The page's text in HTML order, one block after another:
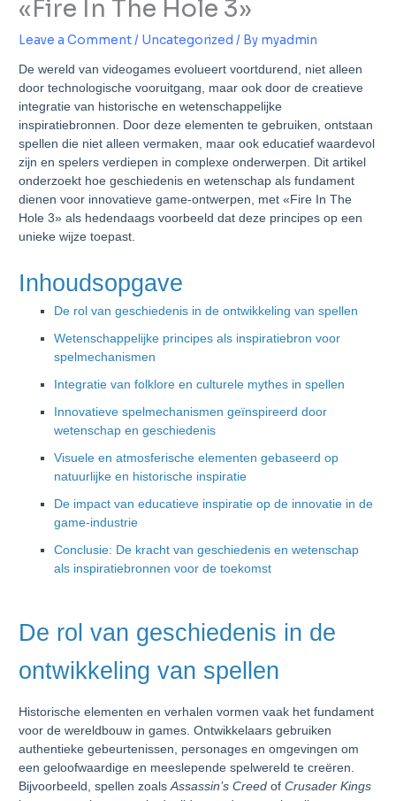
«Fire In The Hole 3»
Leave a Comment/ Uncategorized / By myadmin
De wereld van videogames evolueert voortdurend, niet alleen
door technologische vooruitgang, maar ook door de creatieve
integratie van historische en wetenschappelijke
inspiratiebronnen. Door deze elementen te gebruiken, ontstaan
spellen die niet alleen vermaken, maar ook educatief waardevol
zijn en spelers verdiepen in complexe onderwerpen. Dit artikel
onderzoekt hoe geschiedenis en wetenschap als fundament
dienen voor innovatieve game-ontwerpen, met «Fire In The
Hole 3» als hedendaags voorbeeld dat deze principes op een
unieke wijze toepast.
Inhoudsopgave
De rol van geschiedenis in de ontwikkeling van spellen
Wetenschappelijke principes als inspiratiebron voor
spelmechanismen
Integratie van folklore en culturele mythes in spellen
Innovatieve spelmechanismen geïnspireerd door
wetenschap en geschiedenis
Visuele en atmosferische elementen gebaseerd op
natuurlijke en historische inspiratie
De impact van educatieve inspiratie op de innovatie in de
game-industrie
Conclusie: De kracht van geschiedenis en wetenschap
als inspiratiebronnen voor de toekomst
De rol van geschiedenis in de
ontwikkeling van spellen
Historische elementen en verhalen vormen vaak het fundament
voor de wereldbouw in games. Ontwikkelaars gebruiken
authentieke gebeurtenissen, personages en omgevingen om
een geloofwaardige en meeslepende spelwereld te creëren.
Bijvoorbeeld, spellen zoalsAssassin’s Creed ofCrusader Kings